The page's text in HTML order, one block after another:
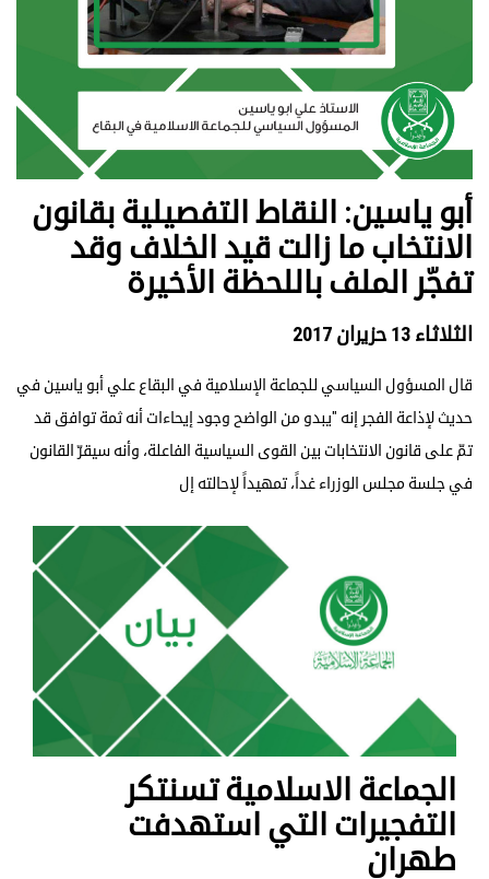
أبو ياسين: النقاط التفصيلية بقانون
الانتخاب ما زالت قيد الخلاف وقد
تفجّر الملف باللحظة الأخيرة
الثلاثاء 13 حزيران 2017
قال المسؤول السياسي للجماعة الإسلامية في البقاع علي أبو ياسين في
حديث لإذاعة الفجر إنه "يبدو من الواضح وجود إيحاءات أنه ثمة توافق قد
تمّ على قانون الانتخابات بين القوى السياسية الفاعلة، وأنه سيقرّ القانون
في جلسة مجلس الوزراء غداً، تمهيداً لإحالته إل
الجماعة الاسلامية تسنتكر
التفجيرات التي استهدفت
طهران